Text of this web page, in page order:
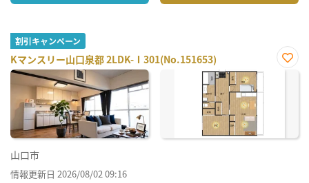
割引キャンペーン
Kマンスリー山口泉都 2LDK-Ⅰ301(No.151653)
お気
山口市
情報更新日 2026/08/02 09:16